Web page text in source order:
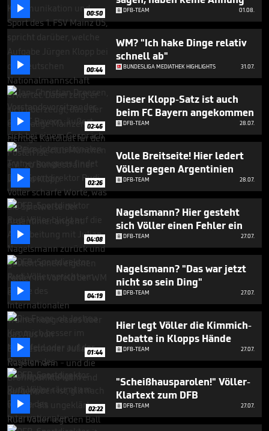
minutes,
seconds
 00:50 DFB-TEAM 01.08.
 00:44
WM? "Ich hake Dinge relativ
schnell ab"
BUNDESLIGA MEDIATHEK HIGHLIGHTS 31.07.
 02:46
Dieser Klopp-Satz ist auch
beim FC Bayern angekommen
DFB-TEAM 28.07.
 02:26
Volle Breitseite! Hier ledert
Völler gegen Argentinien
DFB-TEAM 28.07.
 04:08
Nagelsmann? Hier gesteht
sich Völler einen Fehler ein
DFB-TEAM 27.07.
 04:19
Nagelsmann? "Das war jetzt
nicht so sein Ding"
DFB-TEAM 27.07.
 01:44
Hier legt Völler die Kimmich-
Debatte in Klopps Hände
DFB-TEAM 27.07.
 02:22
"Scheißhausparolen!" Völler-
Klartext zum DFB
DFB-TEAM 27.07.